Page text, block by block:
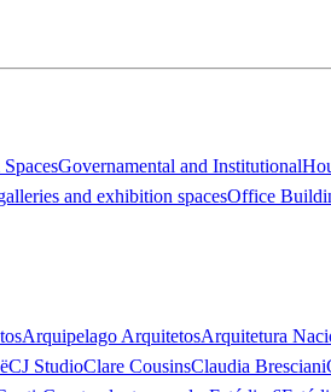
Governamental and Institutional
and exhibition spacesOffice
Arquipelago ArquitetosArquitetura
CJ StudioClare CousinsClaudia Bresciani